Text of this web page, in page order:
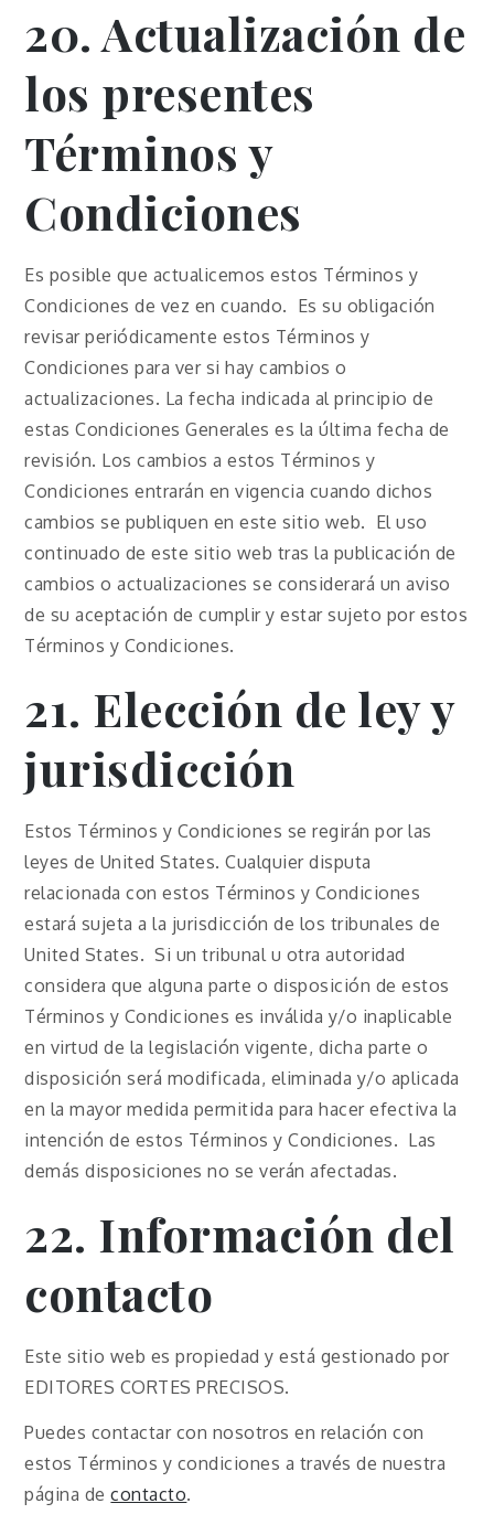
20. Actualización de
los presentes
Términos y
Condiciones
Es posible que actualicemos estos Términos y
Condiciones de vez en cuando. Es su obligación
revisar periódicamente estos Términos y
Condiciones para ver si hay cambios o
actualizaciones. La fecha indicada al principio de
estas Condiciones Generales es la última fecha de
revisión. Los cambios a estos Términos y
Condiciones entrarán en vigencia cuando dichos
cambios se publiquen en este sitio web. El uso
continuado de este sitio web tras la publicación de
cambios o actualizaciones se considerará un aviso
de su aceptación de cumplir y estar sujeto por estos
Términos y Condiciones.
21. Elección de ley y
jurisdicción
Estos Términos y Condiciones se regirán por las
leyes de United States. Cualquier disputa
relacionada con estos Términos y Condiciones
estará sujeta a la jurisdicción de los tribunales de
United States. Si un tribunal u otra autoridad
considera que alguna parte o disposición de estos
Términos y Condiciones es inválida y/o inaplicable
en virtud de la legislación vigente, dicha parte o
disposición será modificada, eliminada y/o aplicada
en la mayor medida permitida para hacer efectiva la
intención de estos Términos y Condiciones. Las
demás disposiciones no se verán afectadas.
22. Información del
contacto
Este sitio web es propiedad y está gestionado por
EDITORES CORTES PRECISOS.
Puedes contactar con nosotros en relación con
estos Términos y condiciones a través de nuestra
página decontacto.